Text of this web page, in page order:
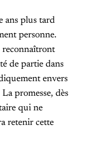
ans plus tard
personne.
reconnaîtront
de partie dans
envers
promesse, dès
qui ne
retenir cette